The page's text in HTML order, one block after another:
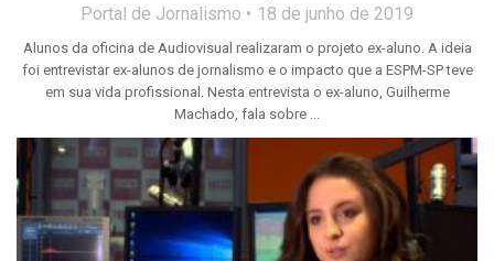
Portal de Jornalismo 18 de junho de 2019
Alunos da oficina de Audiovisual realizaram o projeto ex-aluno. A ideia
foi entrevistar ex-alunos de jornalismo e o impacto que a ESPM-SP teve
em sua vida profissional. Nesta entrevista o ex-aluno, Guilherme
Machado, fala sobre ...